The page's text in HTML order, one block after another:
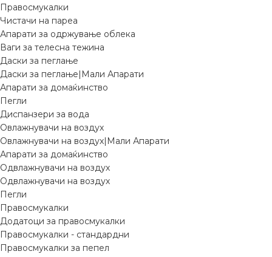
Правосмукалки
Чистачи на пареа
Апарати за одржување облека
Ваги за телесна тежина
Даски за пеглање
Даски за пеглање|Мали Апарати
Апарати за домаќинство
Пегли
Диспанзери за вода
Овлажнувачи на воздух
Овлажнувачи на воздух|Мали Апарати
Апарати за домаќинство
Одвлажнувачи на воздух
Одвлажнувачи на воздух
Пегли
Правосмукалки
Додатоци за правосмукалки
Правосмукалки - стандардни
Правосмукалки за пепел